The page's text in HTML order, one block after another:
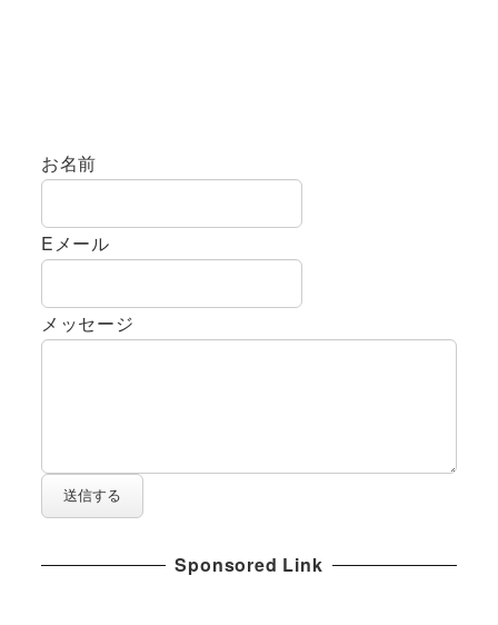
お名前
Eメール
メッセージ
送信する
Sponsored Link